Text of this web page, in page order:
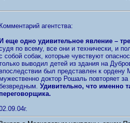
Комментарий агентства:
И еще одно удивительное явление –
по всему, все они и технически, и
собой собак, которые чувствуют
выводил детей из здания на
впоследствии был представлен к ордену
мужественно доктор Рошаль повторяет
Удивительно, что именно
переговорщика.